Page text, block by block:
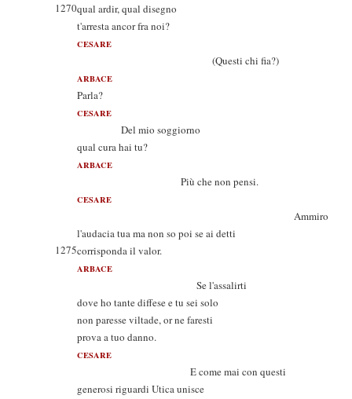
1270qual ardir, qual disegno
t'arresta ancor fra noi?
CESARE
(Questi chi fia?)
ARBACE
Parla?
CESARE
Del mio soggiorno
qual cura hai tu?
ARBACE
Più che non pensi.
CESARE
Ammiro
l'audacia tua ma non so poi se ai detti
1275corrisponda il valor.
ARBACE
Se l'assalirti
dove ho tante diffese e tu sei solo
non paresse viltade, or ne faresti
prova a tuo danno.
CESARE
E come mai con questi
generosi riguardi Utica unisce